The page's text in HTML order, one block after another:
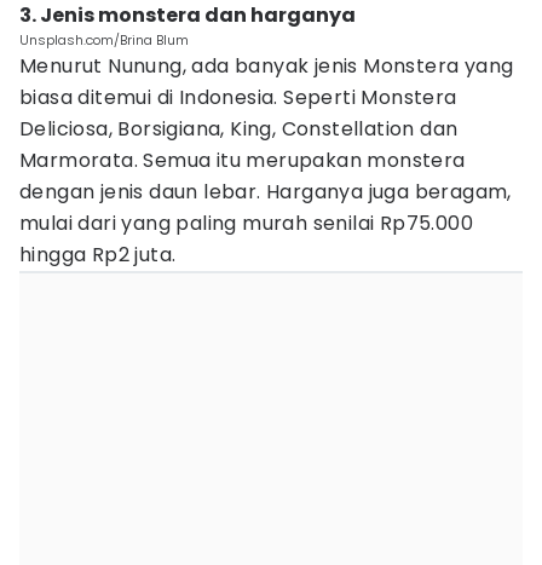
3. Jenis monstera dan harganya
Unsplash.com/Brina Blum
Menurut Nunung, ada banyak jenis Monstera yang
biasa ditemui di Indonesia. Seperti Monstera
Deliciosa, Borsigiana, King, Constellation dan
Marmorata. Semua itu merupakan monstera
dengan jenis daun lebar. Harganya juga beragam,
mulai dari yang paling murah senilai Rp75.000
hingga Rp2 juta.